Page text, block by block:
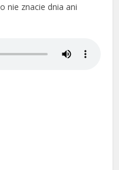
nie znacie dnia ani